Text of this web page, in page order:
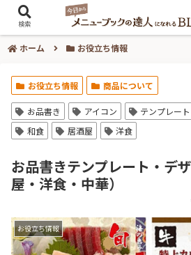
ホーム お役立ち情報
お役立ち情報 商品について
お品書き アイコン テンプレート
和食
居酒屋 洋食
お品書きテンプレート・デ
屋・洋食・中華）
お役立ち情報
検索